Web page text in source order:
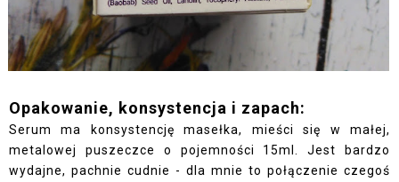
Opakowanie, konsystencja i zapach:
Serum ma konsystencję masełka, mieści się w małej,
metalowej puszeczce o pojemności 15ml. Jest bardzo
wydajne, pachnie cudnie - dla mnie to połączenie czegoś